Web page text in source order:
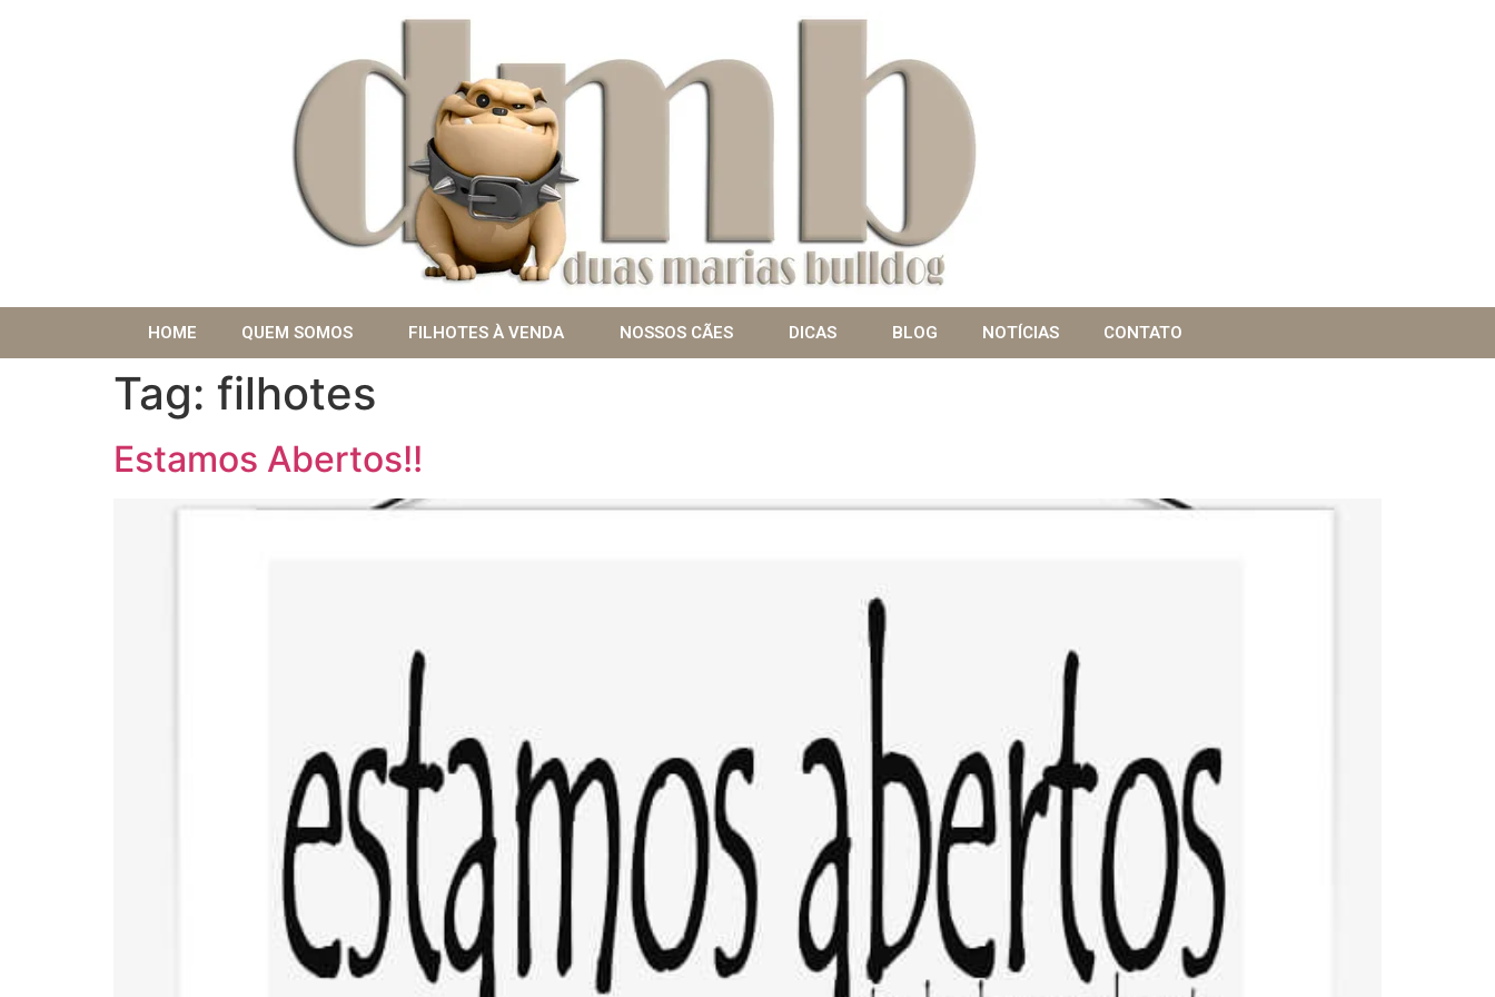
HOME QUEM SOMOS FILHOTES À VENDA NOSSOS CÃES DICAS BLOG NOTÍCIAS CONTATO
Tag: filhotes
Estamos Abertos!!